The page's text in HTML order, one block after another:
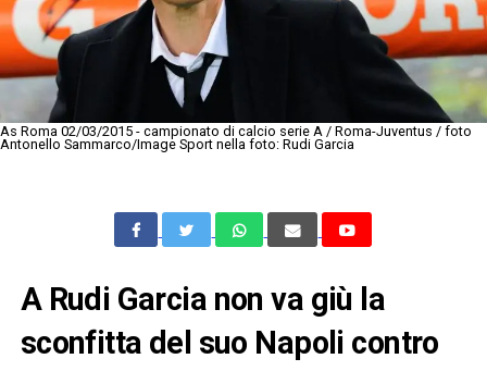
As Roma 02/03/2015 - campionato di calcio serie A / Roma-Juventus / foto
Antonello Sammarco/Image Sport nella foto: Rudi Garcia
A Rudi Garcia non va giù la
sconfitta del suo Napoli contro